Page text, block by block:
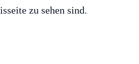
zu sehen sind.